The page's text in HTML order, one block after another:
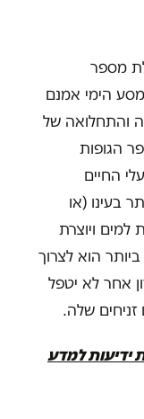
מספר
הימי אמנם
והתחלואה של
הגופות
החיים
בעינו (או
ויוצרת
הוא לצרוך
אחר לא יטפל
שלה.
ידיעות למדע